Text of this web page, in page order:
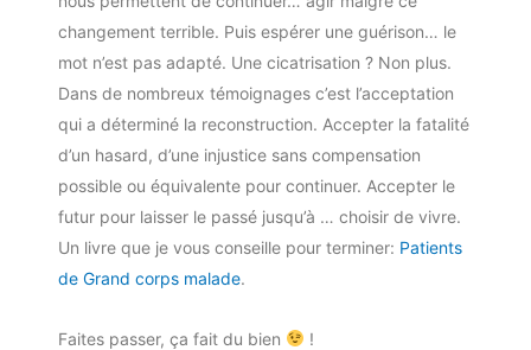
changement terrible. Puis espérer une guérison… le
mot n’est pas adapté. Une cicatrisation ? Non plus.
Dans de nombreux témoignages c’est l’acceptation
qui a déterminé la reconstruction. Accepter la fatalité
d’un hasard, d’une injustice sans compensation
possible ou équivalente pour continuer. Accepter le
futur pour laisser le passé jusqu’à … choisir de vivre.
Un livre que je vous conseille pour terminer: Patients
de Grand corps malade.
Faites passer, ça fait du bien !